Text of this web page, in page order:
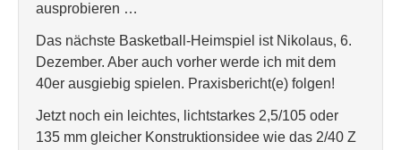
ausprobieren …
Das nächste Basketball-Heimspiel ist Nikolaus, 6.
Dezember. Aber auch vorher werde ich mit dem
40er ausgiebig spielen. Praxisbericht(e) folgen!
Jetzt noch ein leichtes, lichtstarkes 2,5/105 oder
135 mm gleicher Konstruktionsidee wie das 2/40 Z